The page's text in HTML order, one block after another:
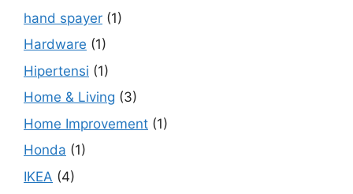
hand spayer (1)
Hardware (1)
Hipertensi (1)
Home & Living (3)
Home Improvement (1)
Honda (1)
IKEA (4)